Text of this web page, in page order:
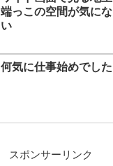
端っこの空間が気に
い
何気に仕事始めでした
スポンサーリンク